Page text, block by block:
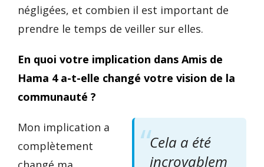
négligées, et combien il est important de
prendre le temps de veiller sur elles.
En quoi votre implication dans Amis de
Hama 4 a-t-elle changé votre vision de la
communauté ?
Cela a été
incroyablem
Mon implication a
complètement